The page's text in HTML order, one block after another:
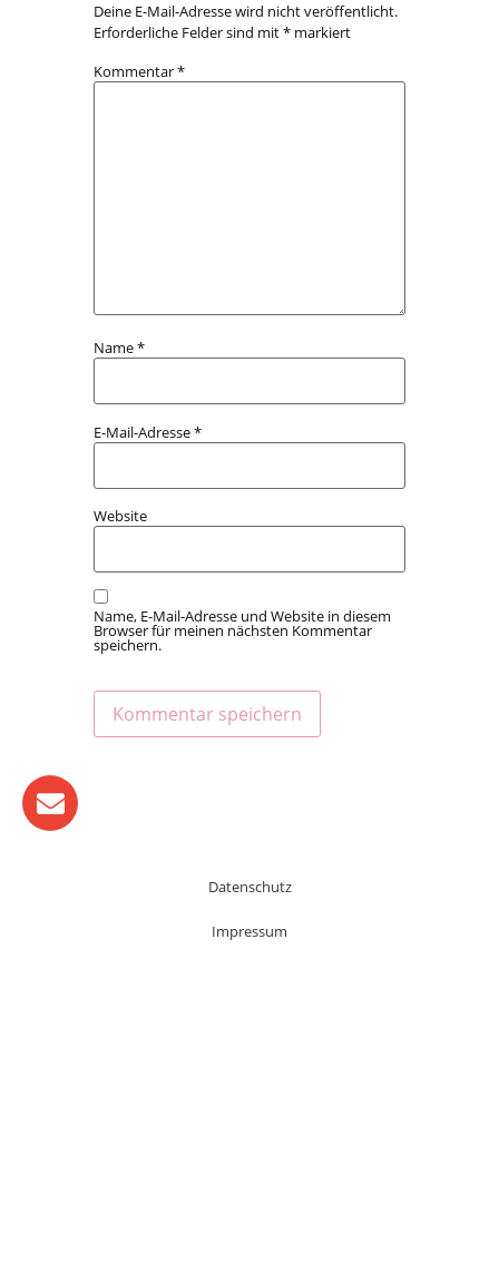
Deine E-Mail-Adresse wird nicht veröffentlicht.
Erforderliche Felder sind mit* markiert
Kommentar*
Name*
E-Mail-Adresse*
Website
Name, E-Mail-Adresse und Website in diesem
Browser für meinen nächsten Kommentar
speichern.
Datenschutz
Impressum